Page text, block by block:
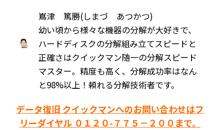
嶌津 篤勝(しまづ あつかつ)
幼い頃から様々な機器の分解が大好きで、
ハードディスクの分解組み立てスピードと
正確さはクイックマン随一の分解スピード
マスター。精度も高く、分解成功率はなん
と98%以上！頼れる分解技術者です。
データ復旧 クイックマンへのお問い合わせはフ
リーダイヤル ０１２０-７７５－２００まで。